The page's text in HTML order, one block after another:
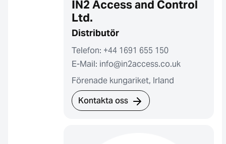
IN2 Access and Control
Ltd.
Distributör
Telefon: +44 1691 655 150
E-Mail: info@in2access.co.uk
Förenade kungariket, Irland
Kontakta oss